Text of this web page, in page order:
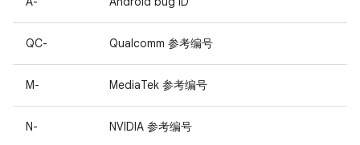
QC- Qualcomm 参考编号
M- MediaTek 参考编号
N- NVIDIA 参考编号